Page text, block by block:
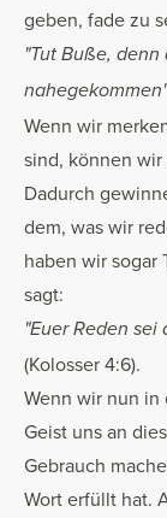
geben, fade zu
"Tut Buße,
nahegekommen"
Wenn wir
sind, können
Dadurch
dem, was wir
haben wir sogar
sagt:
"Euer Reden
(Kolosser 4:6).
Wenn wir nun
Geist uns an
Gebrauch
Wort erfüllt hat.